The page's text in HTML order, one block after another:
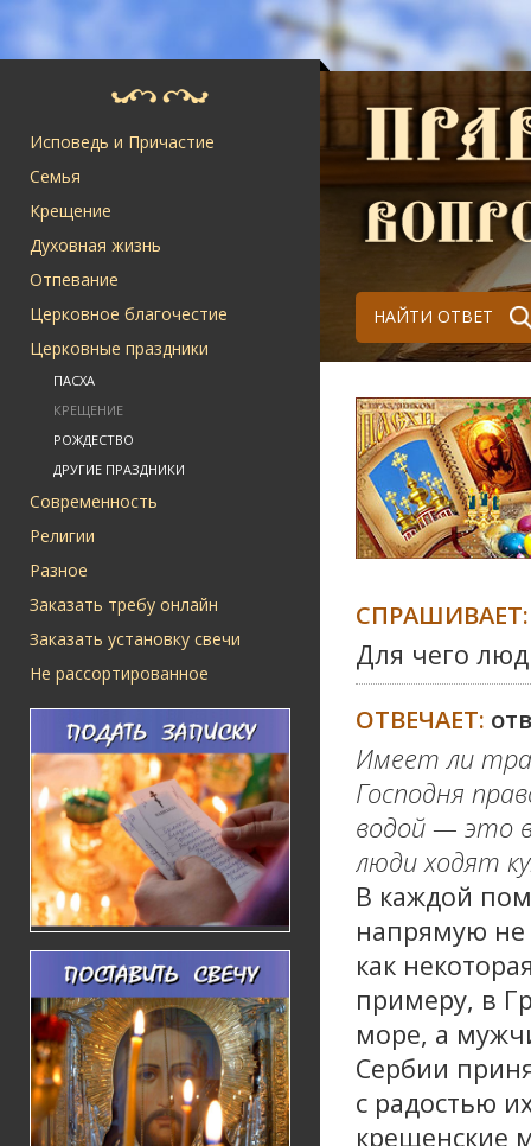
Исповедь и Причастие
Семья
Крещение
Духовная жизнь
Отпевание
Церковное благочестие
Церковные праздники
ПАСХА
КРЕЩЕНИЕ
РОЖДЕСТВО
ДРУГИЕ ПРАЗДНИКИ
Современность
Религии
Разное
Заказать требу онлайн
Заказать установку свечи
Не рассортированное
НАЙТИ ОТВЕТ
СПРАШИВАЕТ:
Для чего
ОТВЕЧАЕТ:
Имеет ли
Господня
водой — это
люди ходят
В каждой
напрямую не
как
примеру, в
море, а
Сербии
с радостью
крещенские